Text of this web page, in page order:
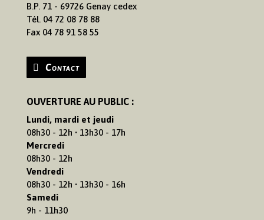
B.P. 71 - 69726 Genay cedex
Tél. 04 72 08 78 88
Fax 04 78 91 58 55
Contact
OUVERTURE AU PUBLIC :
Lundi, mardi et jeudi
08h30 - 12h • 13h30 - 17h
Mercredi
08h30 - 12h
Vendredi
08h30 - 12h • 13h30 - 16h
Samedi
9h - 11h30